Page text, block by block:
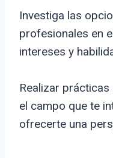
Investiga las
profesionales en
intereses y
Realizar
el campo que te
ofrecerte una